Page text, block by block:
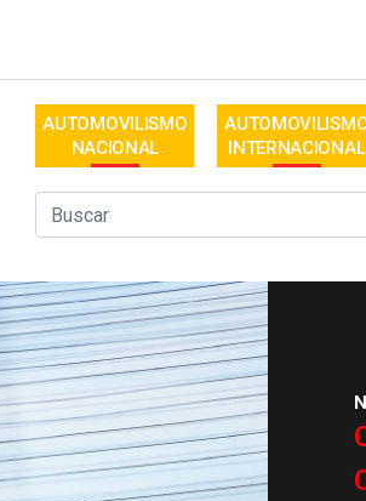
AUTOMOVILISMO
NACIONAL
INTERNACIONAL